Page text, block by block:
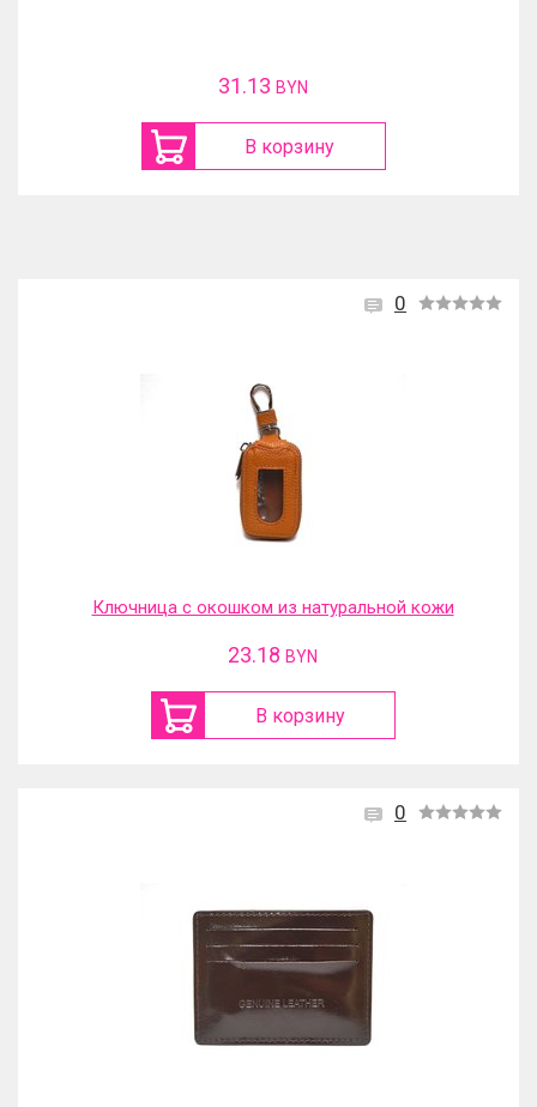
31.13 BYN
В корзину
0
Ключница с окошком из натуральной кожи
23.18 BYN
В корзину
0